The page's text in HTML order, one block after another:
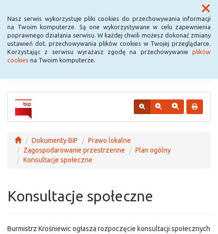
Nasz serwis wykorzystuje pliki cookies do przechowywania informacji
na Twoim komputerze. Są one wykorzystywane w celu zapewnienia
poprawnego działania serwisu. W każdej chwili możesz dokonać zmiany
ustawień dot. przechowywania plików cookies w Twojej przeglądarce.
Korzystając z serwisu wyrażasz zgodę na przechowywanie plików
cookies na Twoim komputerze.
Menu
Urząd Miejski w
Krośniewicach
Dokumenty BIP
Prawo lokalne
Zagospodarowanie przestrzenne
Plan ogólny
Konsultacje społeczne
Konsultacje społeczne
Burmistrz Krośniewic ogłasza rozpoczęcie konsultacji społecznych